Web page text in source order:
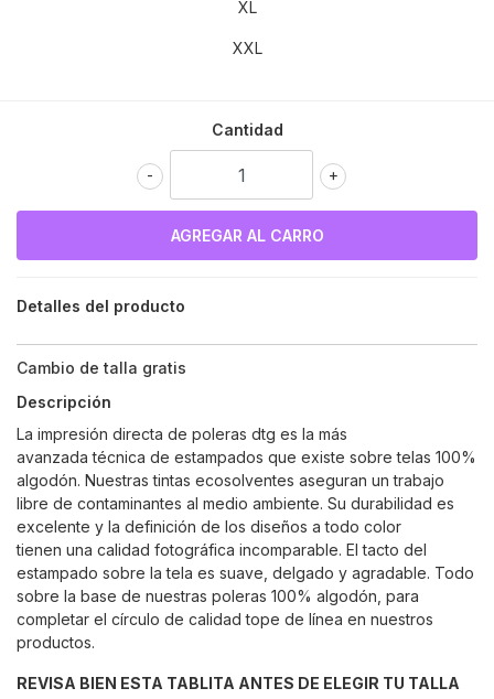
XL
XXL
Cantidad
+
-
Detalles del producto
Cambio de talla gratis
Descripción
La impresión directa de poleras dtg es la más
avanzada técnica de estampados que existe sobre telas 100%
algodón. Nuestras tintas ecosolventes aseguran un trabajo
libre de contaminantes al medio ambiente. Su durabilidad es
excelente y la definición de los diseños a todo color
tienen una calidad fotográfica incomparable. El tacto del
estampado sobre la tela es suave, delgado y agradable. Todo
sobre la base de nuestras poleras 100% algodón, para
completar el círculo de calidad tope de línea en nuestros
productos.
REVISA BIEN ESTA TABLITA ANTES DE ELEGIR TU TALLA